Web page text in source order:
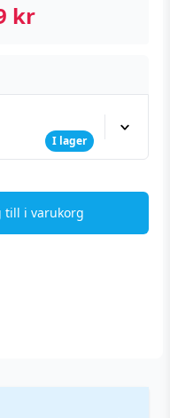
kr
I lager
till i varukorg